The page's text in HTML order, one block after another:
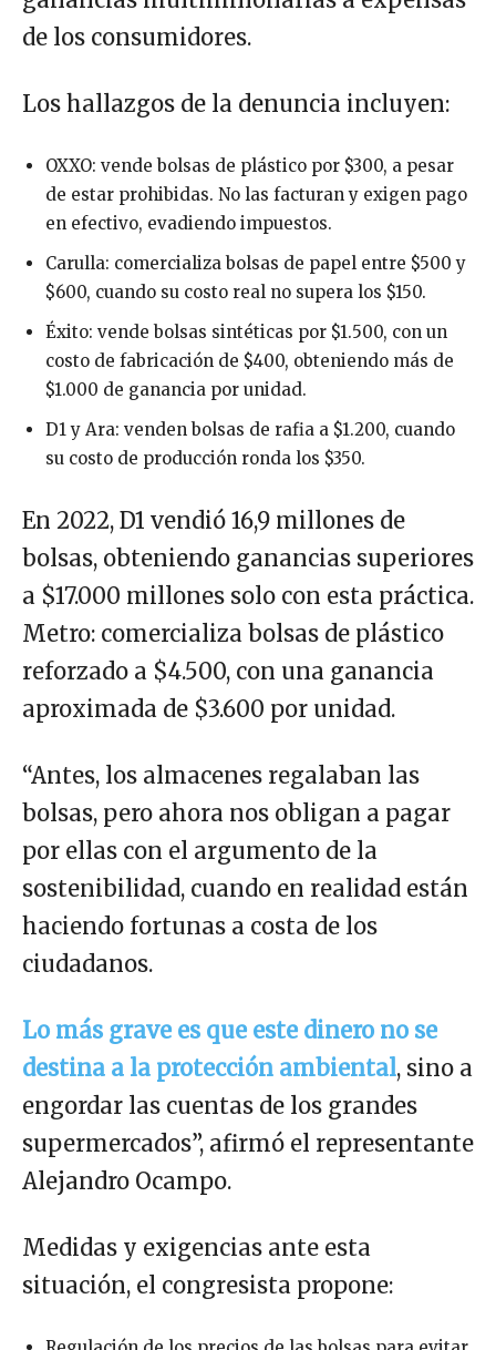
de los consumidores.
Los hallazgos de la denuncia incluyen:
OXXO: vende bolsas de plástico por $300, a pesar
de estar prohibidas. No las facturan y exigen pago
en efectivo, evadiendo impuestos.
Carulla: comercializa bolsas de papel entre $500 y
$600, cuando su costo real no supera los $150.
Éxito: vende bolsas sintéticas por $1.500, con un
costo de fabricación de $400, obteniendo más de
$1.000 de ganancia por unidad.
D1 y Ara: venden bolsas de rafia a $1.200, cuando
su costo de producción ronda los $350.
En 2022, D1 vendió 16,9 millones de
bolsas, obteniendo ganancias superiores
a $17.000 millones solo con esta práctica.
Metro: comercializa bolsas de plástico
reforzado a $4.500, con una ganancia
aproximada de $3.600 por unidad.
“Antes, los almacenes regalaban las
bolsas, pero ahora nos obligan a pagar
por ellas con el argumento de la
sostenibilidad, cuando en realidad están
haciendo fortunas a costa de los
ciudadanos.
Lo más grave es que este dinero no se
destina a la protección ambiental, sino a
engordar las cuentas de los grandes
supermercados”, afirmó el representante
Alejandro Ocampo.
Medidas y exigencias ante esta
situación, el congresista propone: